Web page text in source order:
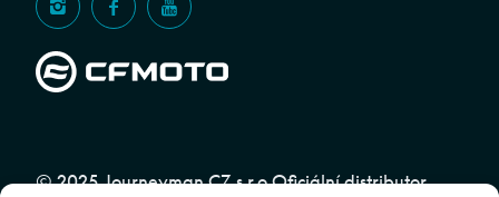
© 2025 Journeyman CZ s.r.o Oficiální distributor